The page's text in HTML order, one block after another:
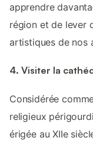
apprendre
région et de lever
artistiques de nos
4. Visiter la
Considérée
religieux
érigée au XIIe